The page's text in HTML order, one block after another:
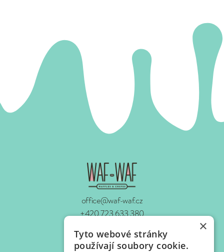
office@waf-waf.cz
+420 723 633 380
Contacts
×
Tyto webové stránky
používají soubory cookie.